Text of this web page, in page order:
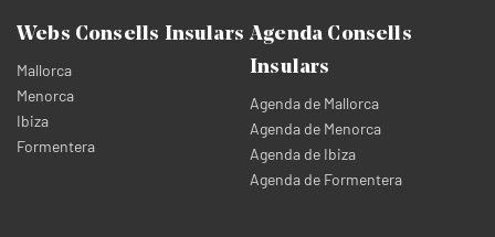
Webs Consells Insulars
Mallorca
Menorca
Ibiza
Formentera
Agenda Consells
Insulars
Agenda de Mallorca
Agenda de Menorca
Agenda de Ibiza
Agenda de Formentera